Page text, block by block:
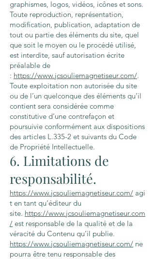
graphismes, logos, vidéos, icônes et sons.
Toute reproduction, représentation,
modification, publication, adaptation de
tout ou partie des éléments du site, quel
que soit le moyen ou le procédé utilisé,
est interdite, sauf autorisation écrite
préalable de
: https://www.jcsouliemagnetiseur.com/.
Toute exploitation non autorisée du site
ou de l’un quelconque des éléments qu’il
contient sera considérée comme
constitutive d’une contrefaçon et
poursuivie conformément aux dispositions
des articles L.335-2 et suivants du Code
de Propriété Intellectuelle.
6. Limitations de
responsabilité.
https://www.jcsouliemagnetiseur.com/ agi
t en tant qu’éditeur du
site. https://www.jcsouliemagnetiseur.com
/ est responsable de la qualité et de la
véracité du Contenu qu’il publie.
https://www.jcsouliemagnetiseur.com/ ne
pourra être tenu responsable des